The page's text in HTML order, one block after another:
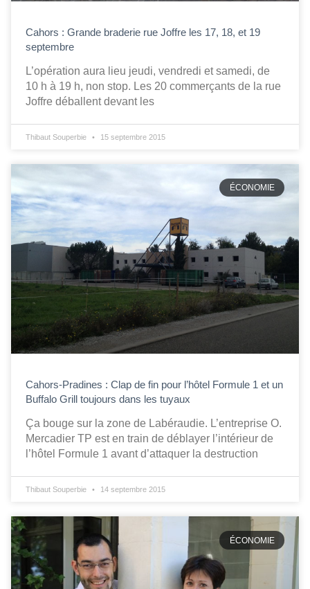
Cahors : Grande braderie rue Joffre les 17, 18, et 19
septembre
L’opération aura lieu jeudi, vendredi et samedi, de
10 h à 19 h, non stop. Les 20 commerçants de la rue
Joffre déballent devant les
Thibaut Souperbie 15 septembre 2015
ÉCONOMIE
Cahors-Pradines : Clap de fin pour l’hôtel Formule 1 et un
Buffalo Grill toujours dans les tuyaux
Ça bouge sur la zone de Labéraudie. L’entreprise O.
Mercadier TP est en train de déblayer l’intérieur de
l’hôtel Formule 1 avant d’attaquer la destruction
Thibaut Souperbie 14 septembre 2015
ÉCONOMIE